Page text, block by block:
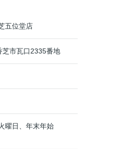
五位堂店
市瓦口2335番地
曜日、年末年始